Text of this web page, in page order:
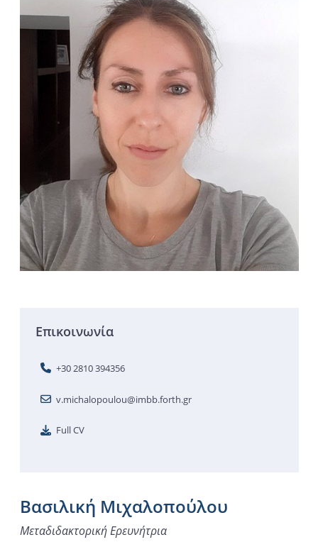
Επικοινωνία
+30 2810 394356
v.michalopoulou@imbb.forth.gr
Full CV
Βασιλική Μιχαλοπούλου
Μεταδιδακτορική Ερευνήτρια